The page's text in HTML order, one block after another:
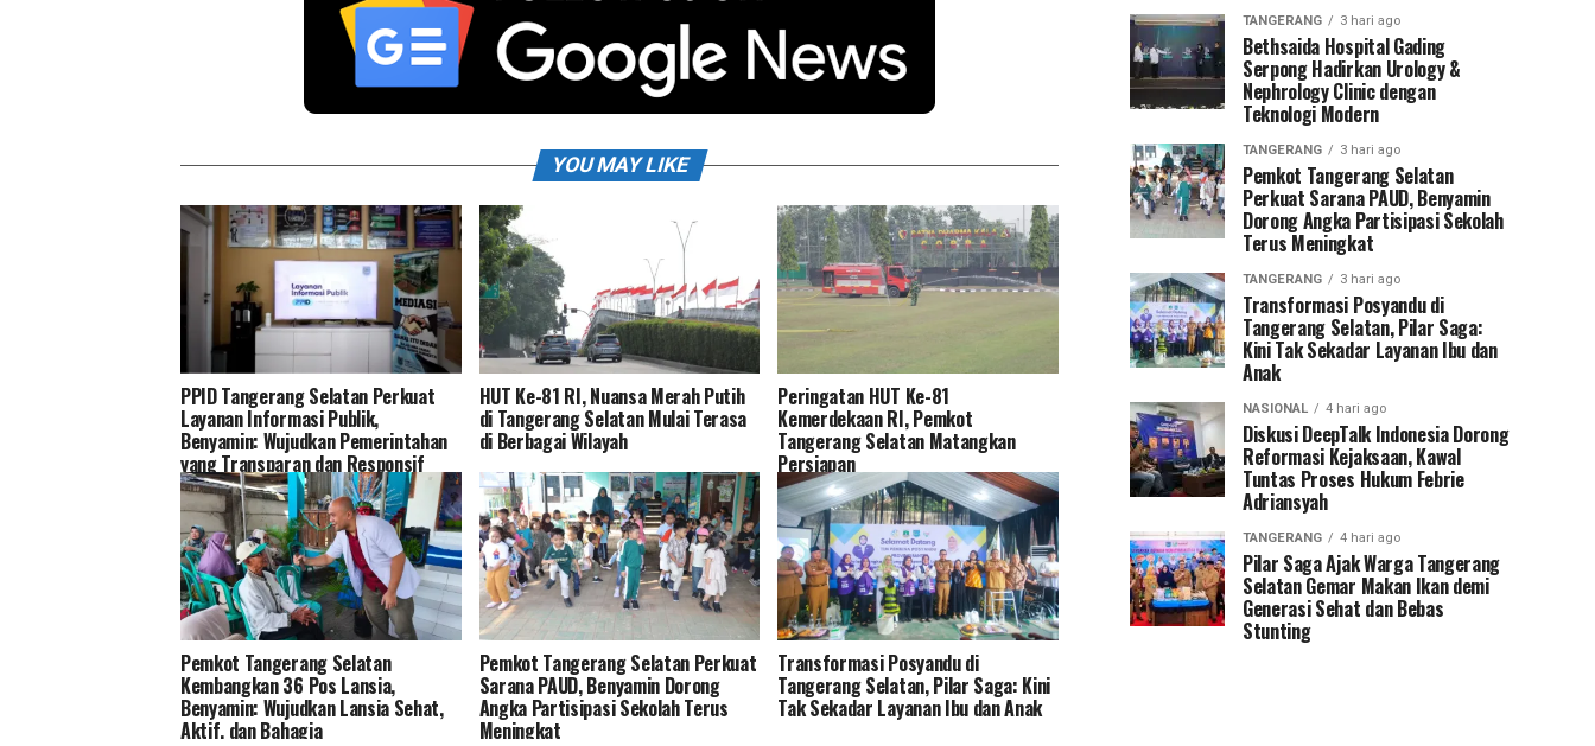
YOU MAY LIKE
PPID Tangerang Selatan Perkuat
Layanan Informasi Publik,
Benyamin: Wujudkan Pemerintahan
yang Transparan dan Responsif
HUT Ke-81 RI, Nuansa Merah Putih
di Tangerang Selatan Mulai Terasa
di Berbagai Wilayah
Peringatan HUT Ke-81
Kemerdekaan RI, Pemkot
Tangerang Selatan Matangkan
Persiapan
Pemkot Tangerang Selatan
Kembangkan 36 Pos Lansia,
Benyamin: Wujudkan Lansia Sehat,
Aktif, dan Bahagia
Pemkot Tangerang Selatan Perkuat
Sarana PAUD, Benyamin Dorong
Angka Partisipasi Sekolah Terus
Meningkat
Transformasi Posyandu di
Tangerang Selatan, Pilar Saga: Kini
Tak Sekadar Layanan Ibu dan Anak
TANGERANG 3 hari ago
Bethsaida Hospital Gading
Serpong Hadirkan Urology &
Nephrology Clinic dengan
Teknologi Modern
TANGERANG 3 hari ago
Pemkot Tangerang Selatan
Perkuat Sarana PAUD, Benyamin
Dorong Angka Partisipasi Sekolah
Terus Meningkat
TANGERANG 3 hari ago
Transformasi Posyandu di
Tangerang Selatan, Pilar Saga:
Kini Tak Sekadar Layanan Ibu dan
Anak
NASIONAL 4 hari ago
Diskusi DeepTalk Indonesia Dorong
Reformasi Kejaksaan, Kawal
Tuntas Proses Hukum Febrie
Adriansyah
TANGERANG 4 hari ago
Pilar Saga Ajak Warga Tangerang
Selatan Gemar Makan Ikan demi
Generasi Sehat dan Bebas
Stunting